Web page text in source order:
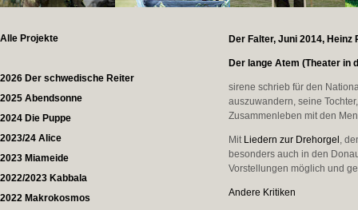
Alle Projekte
2026 Der schwedische Reiter
2025 Abendsonne
2024 Die Puppe
2023/24 Alice
2023 Miameide
2022/2023 Kabbala
2022 Makrokosmos
Der Falter, Juni 2014, Heinz
Der lange Atem (Theater in
sirene schrieb für den
auszuwandern, seine
Zusammenleben mit den
Mit Liedern zur Drehorgel ,
besonders auch in den
Vorstellungen möglich und
Andere Kritiken